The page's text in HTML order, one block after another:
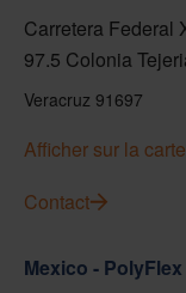
Carretera Federal
97.5 Colonia
Veracruz 91697
Afficher sur la carte
Contact
Mexico -